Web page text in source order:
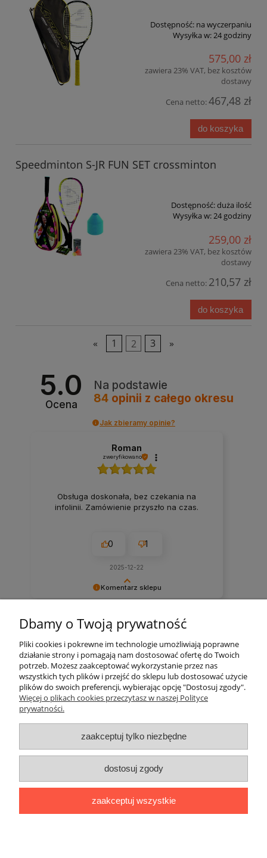
Dostępność: na wyczerpaniu
Wysyłka w: 24 godziny
575,00 zł
zawiera 23% VAT, bez kosztów
dostawy
Cena netto:467,48 zł
do koszyka
Speedminton S-JR FUN SET crossminton
Dostępność:duża ilość
Wysyłka w:24 godziny
259,00 zł
zawiera 23% VAT, bez kosztów
dostawy
Cena netto: 210,57 zł
do koszyka
« 1 2 3 »
5.0
Ocena
Na podstawie
84 opinii z całego okresu
Jak zbieramy opinie?
Komentarz sklepu
opinii. Naszym priorytetem jest satysfakcja
klienta i Twoja recenzja potwierdza nasze wysiłki
- dziękujemy raz jeszcze i mamy nadzieję - do
szybkiego zobaczenia!
Roman
zweryfikowano
Obsługa doskonała, bez czekania na
infolinii. Zamówienie przyszło na czas.
0 1
2025-12-22
zebranych i zweryfikowanych przez
Pomoc
Konto Klienta
Płatności i dostawa
Informacje
O nas
Dbamy o Twoją prywatność
Pliki cookies i pokrewne im technologie umożliwiają poprawne
działanie strony i pomagają nam dostosować ofertę do Twoich
potrzeb. Możesz zaakceptować wykorzystanie przez nas
wszystkich tych plików i przejść do sklepu lub dostosować użycie
plików do swoich preferencji, wybierając opcję "Dostosuj zgody".
Więcej o plikach cookies przeczytasz w naszej Polityce
prywatności.
zaakceptuj tylko niezbędne
dostosuj zgody
zaakceptuj wszystkie